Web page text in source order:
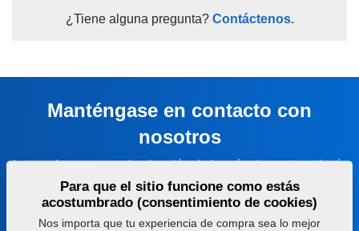
¿Tiene alguna pregunta?Contáctenos.
Manténgase en contacto con
nosotros
Le ayudaremos con la elección de la máquina o tecnología
adecuada
+420 491 450 111
Para que el sitio funcione como estás
acostumbrado (consentimiento de cookies)
Nos importa que tu experiencia de compra sea lo mejor